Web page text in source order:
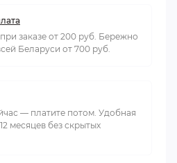
заказе от 200 руб. Бережно
Беларуси от 700 руб.
— платите потом. Удобная
месяцев без скрытых